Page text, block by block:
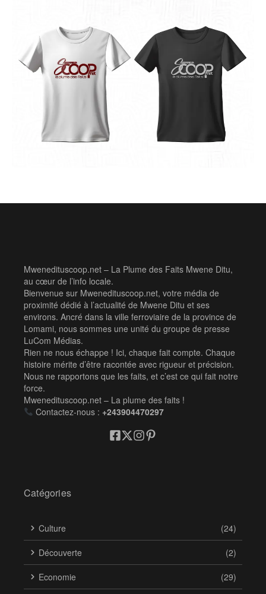
Mwenedituscoop.net – La Plume des Faits Mwene Ditu,
au cœur de l’info locale.
Bienvenue sur Mwenedituscoop.net, votre média de
proximité dédié à l’actualité de Mwene Ditu et ses
environs. Ancré dans la ville ferroviaire de la province de
Lomami, nous sommes une unité du groupe de presse
LuCom Médias.
Rien ne nous échappe ! Ici, chaque fait compte. Chaque
histoire mérite d’être racontée avec rigueur et précision.
Nous ne rapportons que les faits, et c’est ce qui fait notre
force.
Mwenedituscoop.net – La plume des faits !
Contactez-nous : +243904470297
Catégories
Culture (24)
Découverte (2)
Economie (29)